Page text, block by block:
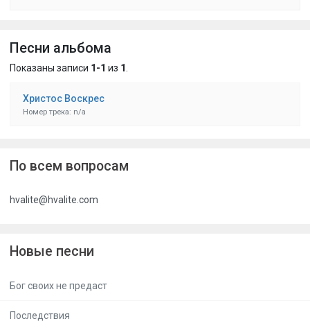
Песни альбома
Показаны записи 1-1 из 1
Христос Воскрес
Номер трека: n/a
По всем вопросам
hvalite@hvalite.com
Новые песни
Бог своих не предаст
Последствия